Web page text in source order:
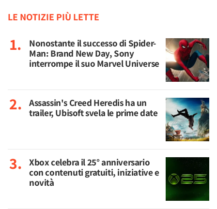
LE NOTIZIE PIÙ LETTE
Nonostante il successo di Spider-
Man: Brand New Day, Sony
interrompe il suo Marvel Universe
Assassin's Creed Heredis ha un
trailer, Ubisoft svela le prime date
Xbox celebra il 25° anniversario
con contenuti gratuiti, iniziative e
novità